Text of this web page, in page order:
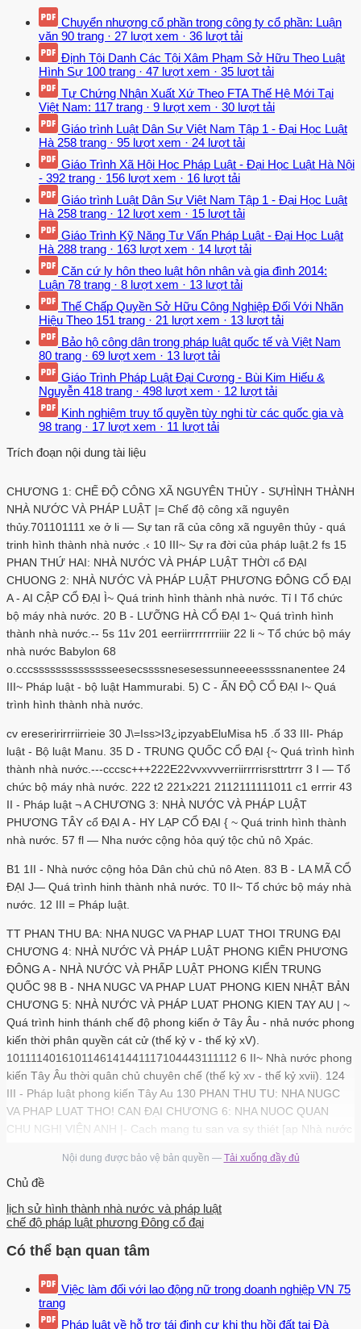
Chuyển nhượng cổ phần trong công ty cổ phần: Luận
văn 90 trang · 27 lượt xem · 36 lượt tải
Định Tội Danh Các Tội Xâm Phạm Sở Hữu Theo Luật
Hình Sự 100 trang · 47 lượt xem · 35 lượt tải
Tự Chứng Nhận Xuất Xứ Theo FTA Thế Hệ Mới Tại
Việt Nam: 117 trang · 9 lượt xem · 30 lượt tải
Giáo trình Luật Dân Sự Việt Nam Tập 1 - Đại Học Luật
Hà 258 trang · 95 lượt xem · 24 lượt tải
Giáo Trình Xã Hội Học Pháp Luật - Đại Học Luật Hà Nội
- 392 trang · 156 lượt xem · 16 lượt tải
Giáo trình Luật Dân Sự Việt Nam Tập 1 - Đại Học Luật
Hà 258 trang · 12 lượt xem · 15 lượt tải
Giáo Trình Kỹ Năng Tư Vấn Pháp Luật - Đại Học Luật
Hà 288 trang · 163 lượt xem · 14 lượt tải
Căn cứ ly hôn theo luật hôn nhân và gia đình 2014:
Luận 78 trang · 8 lượt xem · 13 lượt tải
Thế Chấp Quyền Sở Hữu Công Nghiệp Đối Với Nhãn
Hiệu Theo 151 trang · 21 lượt xem · 13 lượt tải
Bảo hộ công dân trong pháp luật quốc tế và Việt Nam
80 trang · 69 lượt xem · 13 lượt tải
Giáo Trình Pháp Luật Đại Cương - Bùi Kim Hiếu &
Nguyễn 418 trang · 498 lượt xem · 12 lượt tải
Kinh nghiệm truy tố quyền tùy nghi từ các quốc gia và
98 trang · 17 lượt xem · 11 lượt tải
Trích đoạn nội dung tài liệu
CHƯƠNG 1: CHẾ ĐỘ CÔNG XÃ NGUYÊN THỦY - SỰHÌNH THÀNH
NHÀ NƯỚC VÀ PHÁP LUẬT |= Chế độ công xã nguyên
thủy.701101111 xe ở li — Sự tan rã của công xã nguyên thủy - quá
trinh hình thành nhà nước .‹ 10 III~ Sự ra đời của pháp luật.2 fs 15
PHAN THỨ HAI: NHÀ NƯỚC VÀ PHÁP LUẬT THỜI cổ ĐẠI
CHUONG 2: NHÀ NƯỚC VÀ PHÁP LUẬT PHƯƠNG ĐÔNG CỔ ĐẠI
A - AI CẬP CỔ ĐẠI Ì~ Quá trinh hình thành nhà nước. Tỉ I Tổ chức
bộ máy nhà nước. 20 B - LƯỠNG HÀ CỔ ĐẠI 1~ Quá trình hình
thành nhà nước.-- 5s 11v 201 eerriirrrrrrrriiir 22 li ~ Tổ chức bộ máy
nhà nước Babylon 68
o.cccsssssssssssssseesecssssnesesessunneeeessssnanentee 24
III~ Pháp luật - bộ luật Hammurabi. 5) C - ẤN ĐỘ CỔ ĐẠI I~ Quá
trình hình thành nhà nước.
cv ereseririrrriirrieie 30 J\=Iss>I3¿ipzyabEluMisa h5 .ố 33 III- Pháp
luật - Bộ luật Manu. 35 D - TRUNG QUỐC CỔ ĐẠI {~ Quá trình hình
thành nhà nước.---cccsc+++222E22vvxvvverriirrrrisrsttrtrrr 3 I — Tổ
chức bộ máy nhà nước. 222 t2 221x221 2112111111011 c1 errrir 43
II - Pháp luật ¬ A CHƯƠNG 3: NHÀ NƯỚC VÀ PHÁP LUẬT
PHƯƠNG TÂY cổ ĐẠI A - HY LẠP CỔ ĐẠI { ~ Quá trinh hình thành
nhà nước. 57 fl — Nha nước cộng hỏa quý tộc chủ nô Xpác.
B1 1II - Nhà nước cộng hỏa Dân chủ chủ nô Aten. 83 B - LA MÃ CỔ
ĐẠI J— Quá trình hinh thành nhả nước. T0 II~ Tổ chức bộ máy nhà
nước. 12 III = Pháp luật.
TT PHAN THU BA: NHA NUGC VA PHAP LUAT THOI TRUNG ĐẠI
CHƯƠNG 4: NHÀ NƯỚC VÀ PHÁP LUẬT PHONG KIẾN PHƯƠNG
ĐÔNG A - NHÀ NƯỚC VÀ PHẤP LUẬT PHONG KIỂN TRUNG
QUỐC 98 B - NHA NUGC VA PHAP LUAT PHONG KIEN NHẬT BẢN
CHƯƠNG 5: NHÀ NƯỚC VÀ PHÁP LUAT PHONG KIEN TAY AU | ~
Quá trình hinh thánh chế độ phong kiến ở Tây Âu - nhả nước phong
kiến thời phân quyền cát cử (thế kỷ v - thế kỷ xV).
1011114016101146141441117104443111112 6 II~ Nhà nước phong
kiến Tây Âu thời quân chủ chuyên chế (thế kỷ xv - thế kỷ xvii). 124
III - Pháp luật phong kiến Tây Au 130 PHAN THU TU: NHA NUGC
VA PHAP LUAT THO! CAN ĐẠI CHƯƠNG 6: NHA NUOC QUAN
CHU NGHỊ VIỆN ANH |- Cach mang tu san va sy thiét [ap Nhà nước
vả tổ chức bộ máy nhà nước.
Chiến tranh giảnh độc lập ở bắc mỹ và sự thiết lập Hợp chủng quốc
Hoa Kỳ. JI - Hiến pháp 1787 và tổ chức bộ máy nhả nƯỚc.-
-‹‹¿¿©2++2+evxs++vvxsevvkzrrrrseer CHƯƠNG 8: NHÀ NƯỚC
+ tì tt in 165 II - Diễn biến cách mạng Pháp .-:5¿- 5< S1 1 2x2 n2
221111222 re 166 II~Nhà nước sau cách mạng - tổ chức bộ máy
nhả nước .---‹-s-52s2s 2+2 171 CHƯƠNG 9: NHÀ NƯỚC QUÂN
Nội dung được bảo vệ bản quyền — Tải xuống đầy đủ
Chủ đề
lịch sử hình thành nhà nước và pháp luật
chế độ pháp luật phương Đông cổ đại
Có thể bạn quan tâm
Việc làm đối với lao động nữ trong doanh nghiệp VN 75
trang
Pháp luật về hỗ trợ tái định cư khi thu hồi đất tại Đà